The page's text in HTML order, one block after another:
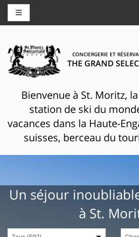
CONCIERGERIE ET
THE GRAND
Bienvenue à St. Moritz,
station de ski du
vacances dans la Haute-
suisses, berceau du
Un séjour
à St.